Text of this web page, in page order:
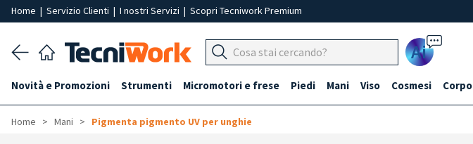
Home | Servizio Clienti | I nostri Servizi | Scopri Tecniwork Premium
Ai
Novità e Promozioni Strumenti Micromotori e frese Piedi Mani Viso Cosmesi Corpo
Home Mani Pigmenta pigmento UV per unghie